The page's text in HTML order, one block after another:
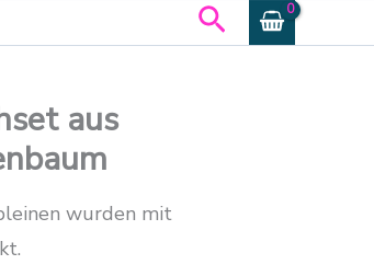
Suchen
aus
wurden mit